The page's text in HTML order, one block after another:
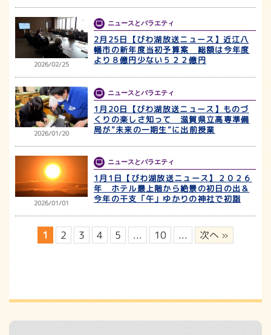
2026/02/25
ニュースとバラエティ
2月25日【びわ湖放送ニュース】近江八
幡市の新年度当初予算案 総額は今年度
より８億円少ない５２２億円
2026/01/20
ニュースとバラエティ
1月20日【びわ湖放送ニュース】ものづ
くりの楽しさ知って 滋賀県立高専準備
局が”未来の一期生”に出前授業
2026/01/01
ニュースとバラエティ
1月1日【びわ湖放送ニュース】２０２６
年 ホテル最上階から絶景の初日の出＆
今年の干支「午」ゆかりの神社で初詣
1 2 3 4 5 ... 10 ... 次へ »